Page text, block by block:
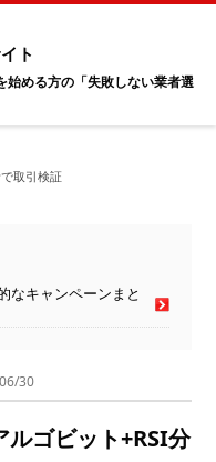
ト
始める方の「失敗しない業者選
取引検証
なキャンペーンまと
30
ゴビット+RSI分